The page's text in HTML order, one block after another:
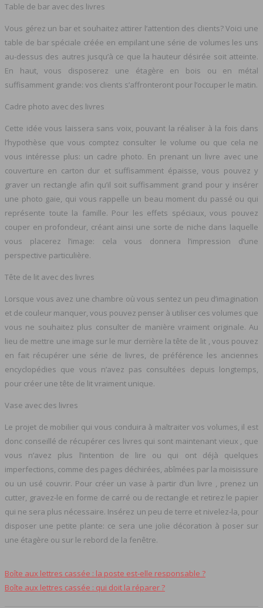
Table de bar avec des livres
Vous gérez un bar et souhaitez attirer l’attention des clients? Voici une
table de bar spéciale créée en empilant une série de volumes les uns
au-dessus des autres jusqu’à ce que la hauteur désirée soit atteinte.
En haut, vous disposerez une étagère en bois ou en métal
suffisamment grande: vos clients s’affronteront pour l’occuper le matin.
Cadre photo avec des livres
Cette idée vous laissera sans voix, pouvant la réaliser à la fois dans
l’hypothèse que vous comptez consulter le volume ou que cela ne
vous intéresse plus: un cadre photo. En prenant un livre avec une
couverture en carton dur et suffisamment épaisse, vous pouvez y
graver un rectangle afin qu’il soit suffisamment grand pour y insérer
une photo gaie, qui vous rappelle un beau moment du passé ou qui
représente toute la famille. Pour les effets spéciaux, vous pouvez
couper en profondeur, créant ainsi une sorte de niche dans laquelle
vous placerez l’image: cela vous donnera l’impression d’une
perspective particulière.
Tête de lit avec des livres
Lorsque vous avez une chambre où vous sentez un peu d’imagination
et de couleur manquer, vous pouvez penser à utiliser ces volumes que
vous ne souhaitez plus consulter de manière vraiment originale. Au
lieu de mettre une image sur le mur derrière la tête de lit , vous pouvez
en fait récupérer une série de livres, de préférence les anciennes
encyclopédies que vous n’avez pas consultées depuis longtemps,
pour créer une tête de lit vraiment unique.
Vase avec des livres
Le projet de mobilier qui vous conduira à maltraiter vos volumes, il est
donc conseillé de récupérer ces livres qui sont maintenant vieux , que
vous n’avez plus l’intention de lire ou qui ont déjà quelques
imperfections, comme des pages déchirées, abîmées par la moisissure
ou un usé couvrir. Pour créer un vase à partir d’un livre , prenez un
cutter, gravez-le en forme de carré ou de rectangle et retirez le papier
qui ne sera plus nécessaire. Insérez un peu de terre et nivelez-la, pour
disposer une petite plante: ce sera une jolie décoration à poser sur
une étagère ou sur le rebord de la fenêtre.
Boîte aux lettres cassée : la poste est‑elle responsable ?
Boîte aux lettres cassée : qui doit la réparer ?